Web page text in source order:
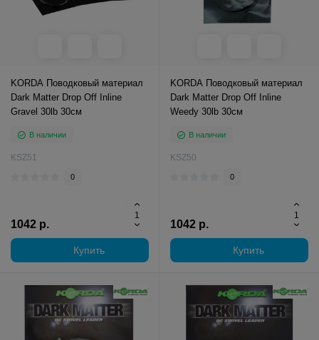
KORDA Поводковый материал
Dark Matter Drop Off Inline
Gravel 30lb 30см
В наличии
KSZ51
0
1042 р.
Купить
KORDA Поводковый материал
Dark Matter Drop Off Inline
Weedy 30lb 30см
В наличии
KSZ50
0
1042 р.
Купить